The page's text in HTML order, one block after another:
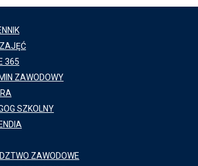
365
ZAWODOWY
SZKOLNY
ZAWODOWE